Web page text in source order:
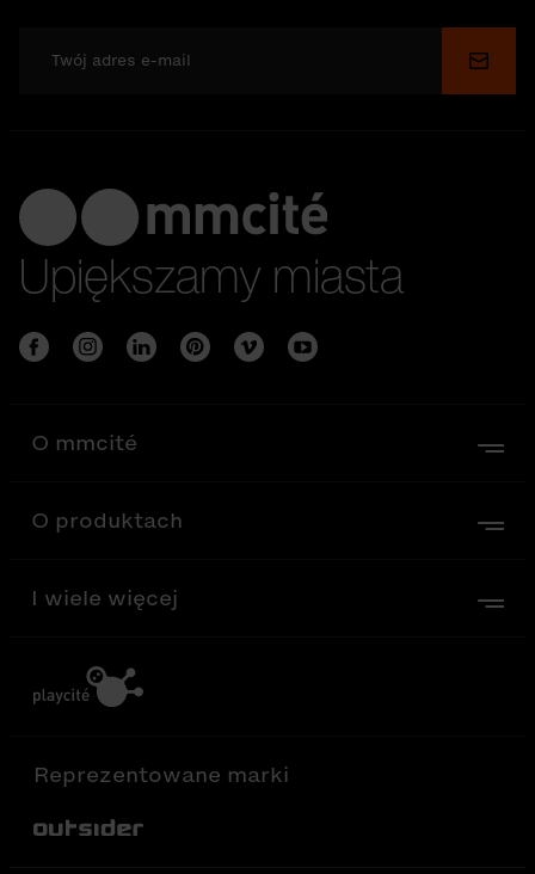
Wyślij
Upiększamy miasta
O mmcité
O produktach
I wiele więcej
Reprezentowane marki
Out-Sider